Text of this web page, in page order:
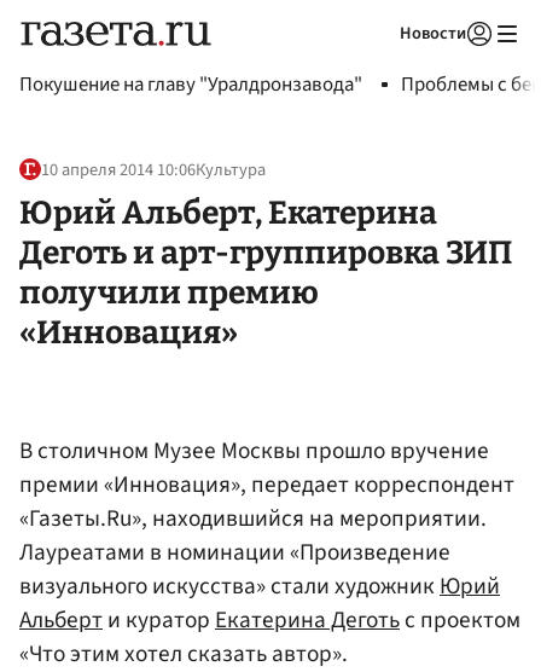
Новости
Покушение на главу "Уралдронзавода" Проблемы с
10 апреля 2014 10:06Культура
Юрий Альберт, Екатерина
Деготь и арт-группировка ЗИП
получили премию
«Инновация»
В столичном Музее Москвы прошло вручение
премии «Инновация», передает корреспондент
«Газеты.Ru», находившийся на мероприятии.
Лауреатами в номинации «Произведение
визуального искусства» стали художникЮрий
Альберти кураторЕкатерина Деготьс проектом
«Что этим хотел сказать автор».